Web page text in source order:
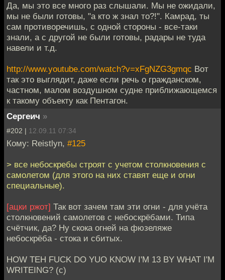
Да, мы это все много раз слышали. Мы не ожидали,
мы не были готовы, "а кто ж знал то?!". Камрад, ты
сам противоречишь, с одной стороны - все-таки
знали, а с другой не были готовы, радары не туда
навели и т.д.
http://www.youtube.com/watch?v=xFgNZG3gmqc Вот
так это выглядит, даже если речь о гражданском,
частном, малом воздушном судне приближающемся
к такому объекту как Пентагон.
Сергеич »
#202 | 12.09.11 07:34
Кому: Reistlyn, #125
> все небоскребы строят с учетом столкновения с
самолетом (для этого на них ставят еще и огни
специальные).
[ацки ржот] Так вот зачем там эти огни - для учёта
столкновений самолетов с небоскрёбами. Типа
счётчик, да? Ну скока огней на фюзеляже
небоскрёба - стока и сбитых.
HOW TEH FUCK DO YUO KNOW I'M 13 BY WHAT I'M
WRITEING? (c)